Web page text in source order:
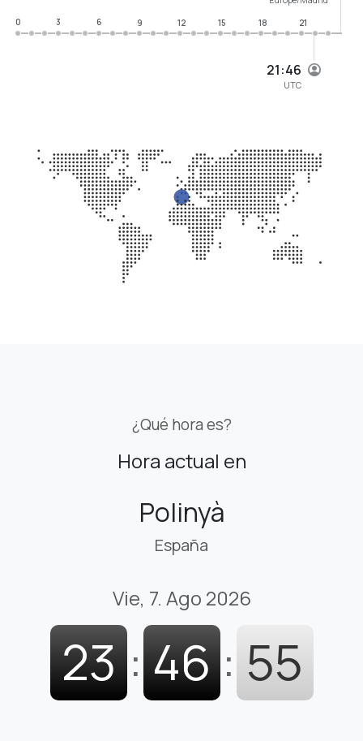
21:46
UTC
0
3 6 9 12 15 18 21
¿Qué hora es?
Hora actual en
Polinyà
España
Vie, 7. Ago 2026
23 : 46 : 55